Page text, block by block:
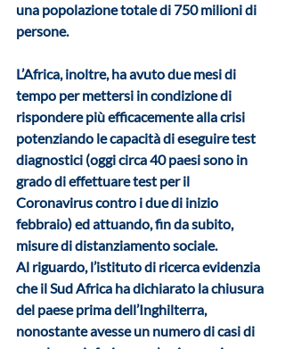
una popolazione totale di 750 milioni di
persone.
L’Africa, inoltre, ha avuto due mesi di
tempo per mettersi in condizione di
rispondere più efficacemente alla crisi
potenziando le capacità di eseguire test
diagnostici (oggi circa 40 paesi sono in
grado di effettuare test per il
Coronavirus contro i due di inizio
febbraio) ed attuando, fin da subito,
misure di distanziamento sociale.
Al riguardo, l’istituto di ricerca evidenzia
che il Sud Africa ha dichiarato la chiusura
del paese prima dell’Inghilterra,
nonostante avesse un numero di casi di